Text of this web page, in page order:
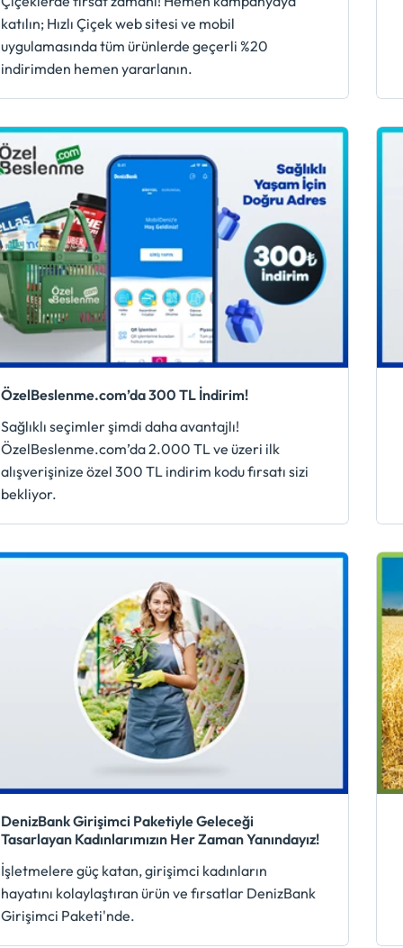
katılın; Hızlı Çiçek web sitesi ve mobil
uygulamasında tüm ürünlerde geçerli %20
indirimden hemen yararlanın.
ÖzelBeslenme.com’da 300 TL İndirim!
Sağlıklı seçimler şimdi daha avantajlı!
ÖzelBeslenme.com’da 2.000 TL ve üzeri ilk
alışverişinize özel 300 TL indirim kodu fırsatı sizi
bekliyor.
DenizBank Girişimci Paketiyle Geleceği
Tasarlayan Kadınlarımızın Her Zaman Yanındayız!
İşletmelere güç katan, girişimci kadınların
hayatını kolaylaştıran ürün ve fırsatlar DenizBank
Girişimci Paketi'nde.